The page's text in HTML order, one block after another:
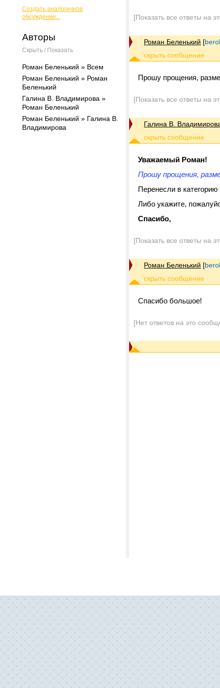
Создать аналогичное
обсуждение...
Авторы
Скрыть / Показать
Роман Беленький » Всем
Роман Беленький » Роман
Беленький
Галина В. Владимирова »
Роман Беленький
Роман Беленький » Галина В.
Владимирова
[Показать все ответы на
Роман Беленький [
Прошу прощения,
[Показать все ответы на
Галина В.
Уважаемый Роман!
Прошу прощения,
Перенесли в
Либо укажите,
Спасибо,
[Показать все ответы на
Роман Беленький [
Спасибо большое!
[Нет ответов на это